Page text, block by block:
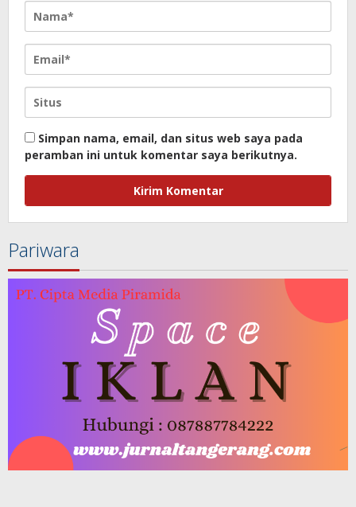
Simpan nama, email, dan situs web saya pada
peramban ini untuk komentar saya berikutnya.
Pariwara